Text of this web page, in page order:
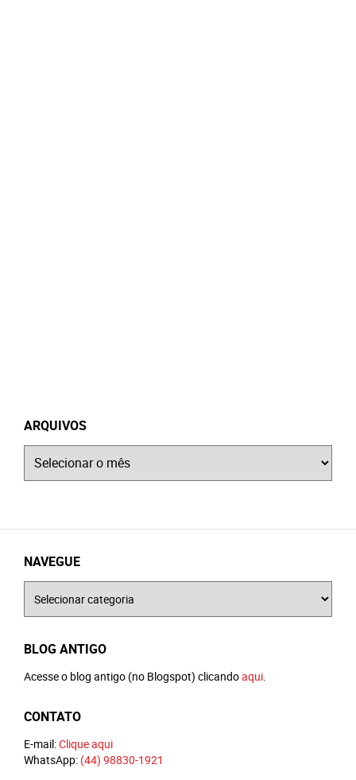
ARQUIVOS
Arquivos
NAVEGUE
BLOG ANTIGO
Acesse o blog antigo (no Blogspot) clicandoaqui
CONTATO
E-mail:Clique aqui
WhatsApp: (44) 98830-1921